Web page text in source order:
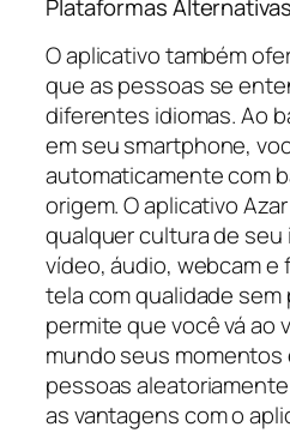
Plataformas
O aplicativo também
que as pessoas se
diferentes idiomas. Ao
em seu smartphone,
automaticamente com
origem. O aplicativo
qualquer cultura de seu
vídeo, áudio, webcam e
tela com qualidade sem
permite que você vá ao
mundo seus
pessoas
as vantagens com o